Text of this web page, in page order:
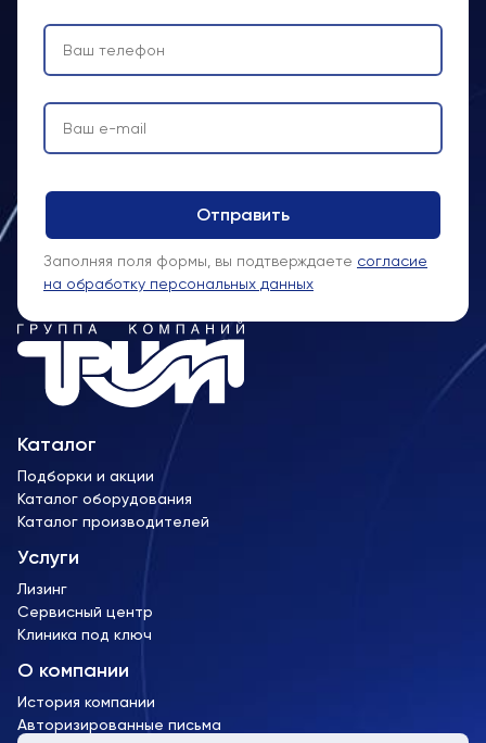
Каталог
Подборки и акции
Каталог оборудования
Каталог производителей
Услуги
Лизинг
Сервисный центр
Клиника под ключ
О компании
История компании
Авторизированные письма
Заполняя поля формы, вы подтверждаете согласие
на обработку персональных данных